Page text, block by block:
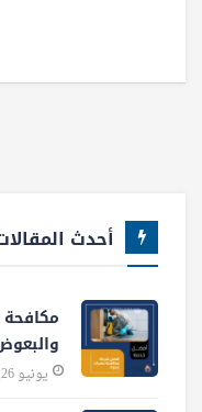
أحدث
مكافحة
يونيو 26, 2025